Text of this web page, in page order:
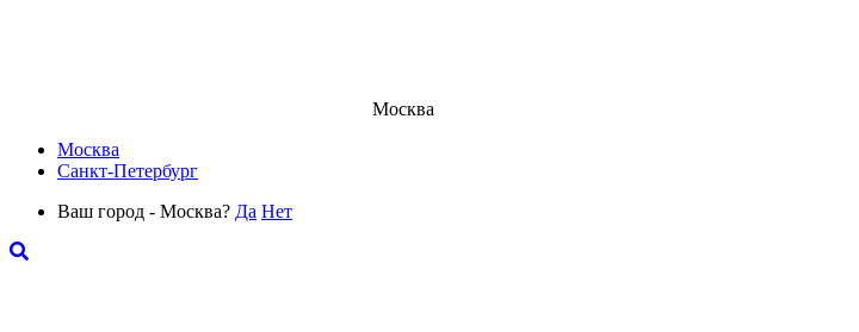
Москва
Москва
Санкт-Петербург
Ваш город - Москва? Да Нет